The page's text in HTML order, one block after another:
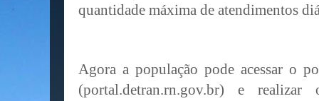
quantidade máxima de atendimentos
Agora a população pode acessar o
(portal.detran.rn.gov.br) e